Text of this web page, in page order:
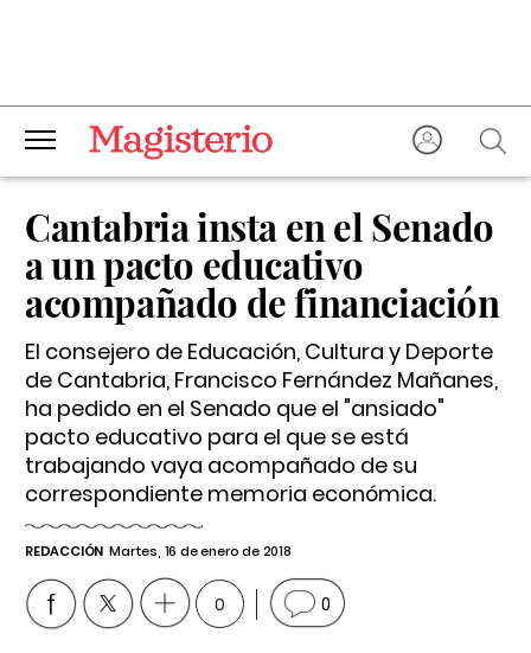
Cantabria insta en el Senado
a un pacto educativo
acompañado de financiación
El consejero de Educación, Cultura y Deporte
de Cantabria, Francisco Fernández Mañanes,
ha pedido en el Senado que el "ansiado"
pacto educativo para el que se está
trabajando vaya acompañado de su
correspondiente memoria económica.
REDACCIÓN Martes, 16 de enero de 2018
0 0